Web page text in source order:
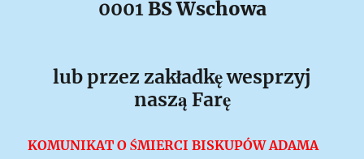
0001 BS Wschowa
lub przez zakładkę wesprzyj
naszą Farę
KOMUNIKAT O ŚMIERCI BISKUPÓWADAMA